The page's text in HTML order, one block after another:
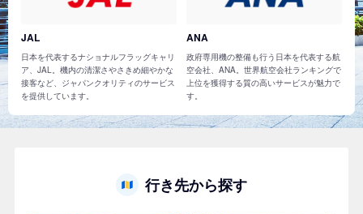
JAL
日本を代表するナショナルフラッグキャリ
ア、JAL。機内の清潔さやさきめ細やかな
接客など、ジャパンクオリティのサービス
を提供しています。
ANA
政府専用機の整備も行う日本を代表する航
空会社、ANA。世界航空会社ランキングで
上位を獲得する質の高いサービスが魅力で
す。
行き先から探す